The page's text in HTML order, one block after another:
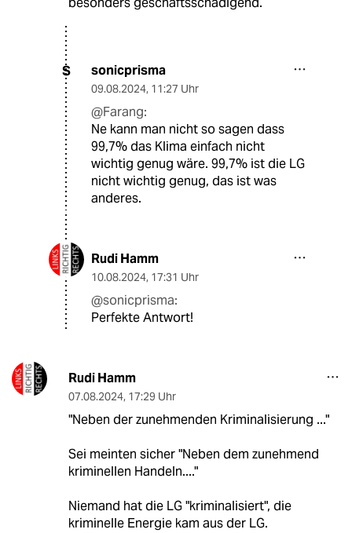
S sonicprisma
09.08.2024, 11:27 Uhr
@Farang:
Ne kann man nicht so sagen dass
99,7% das Klima einfach nicht
wichtig genug wäre. 99,7% ist die LG
nicht wichtig genug, das ist was
anderes.
Rudi Hamm
10.08.2024, 17:31 Uhr
@sonicprisma:
Perfekte Antwort!
Rudi Hamm
07.08.2024, 17:29 Uhr
"Neben der zunehmenden Kriminalisierung ..."
Sei meinten sicher "Neben dem zunehmend
kriminellen Handeln...."
Niemand hat die LG "kriminalisiert", die
kriminelle Energie kam aus der LG.